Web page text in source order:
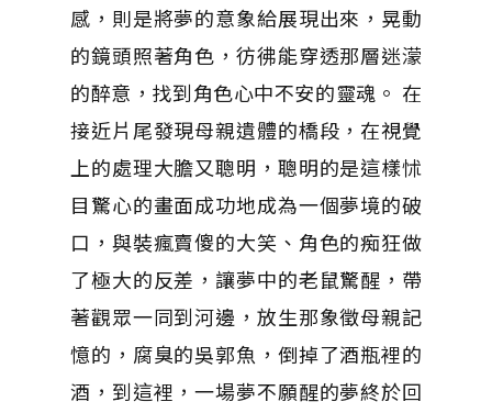
感，則是將夢的意象給展現出來，晃動
的鏡頭照著角色，彷彿能穿透那層迷濛
的醉意，找到角色心中不安的靈魂。 在
接近片尾發現母親遺體的橋段，在視覺
上的處理大膽又聰明，聰明的是這樣怵
目驚心的畫面成功地成為一個夢境的破
口，與裝瘋賣傻的大笑、角色的痴狂做
了極大的反差，讓夢中的老鼠驚醒，帶
著觀眾一同到河邊，放生那象徵母親記
憶的，腐臭的吳郭魚，倒掉了酒瓶裡的
酒，到這裡，一場夢不願醒的夢終於回